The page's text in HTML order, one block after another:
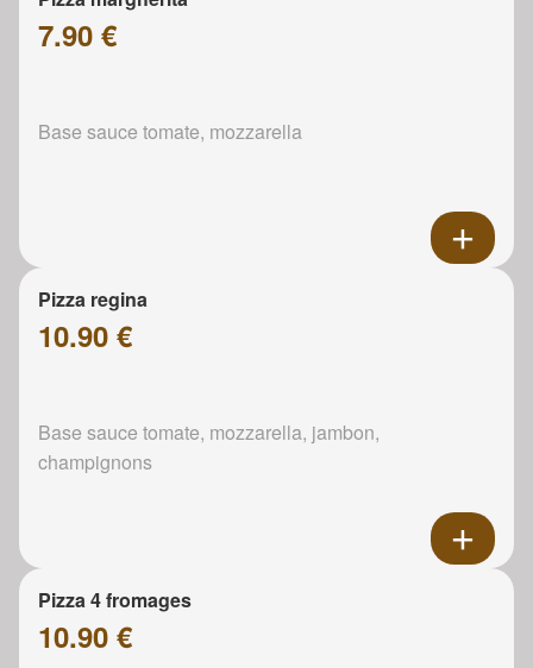
7.90 €
Base sauce tomate, mozzarella
Pizza regina
10.90 €
Base sauce tomate, mozzarella, jambon,
champignons
Pizza 4 fromages
10.90 €